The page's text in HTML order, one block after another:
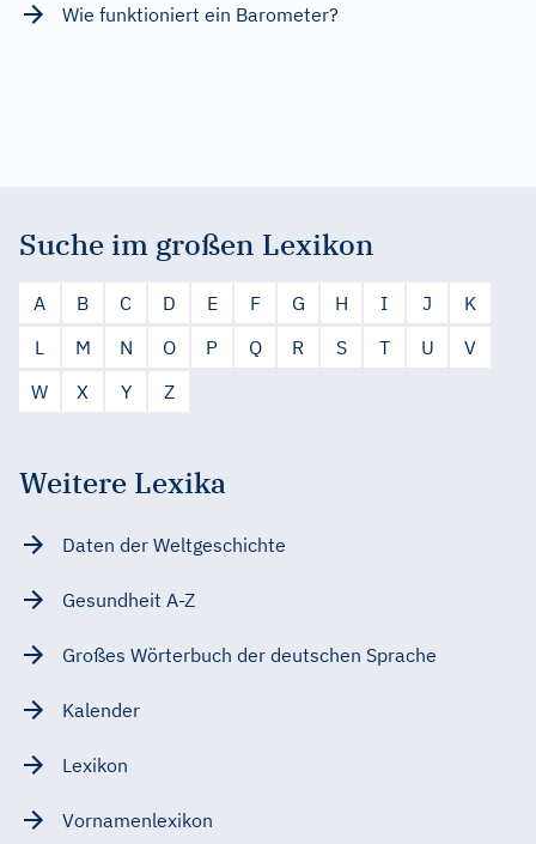
Wie funktioniert ein Barometer?
Suche im großen Lexikon
A B C D E F G H I J
K
L
M N O P Q R S T U
V
W
X Y Z
Weitere Lexika
Daten der Weltgeschichte
Gesundheit A-Z
Großes Wörterbuch der deutschen Sprache
Kalender
Lexikon
Vornamenlexikon